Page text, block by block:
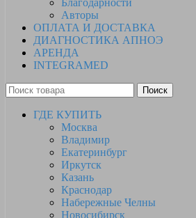
Благодарности
Авторы
ОПЛАТА И ДОСТАВКА
ДИАГНОСТИКА АПНОЭ
АРЕНДА
INTEGRAMED
Поиск
ГДЕ КУПИТЬ
Москва
Владимир
Екатеринбург
Иркутск
Казань
Краснодар
Набережные Челны
Новосибирск